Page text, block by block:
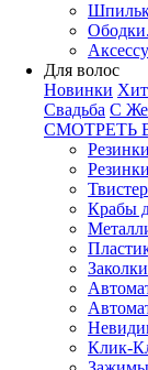
Для волос
Новинки
Свадьба С
СМОТРЕТЬ
Крабы
Клик-